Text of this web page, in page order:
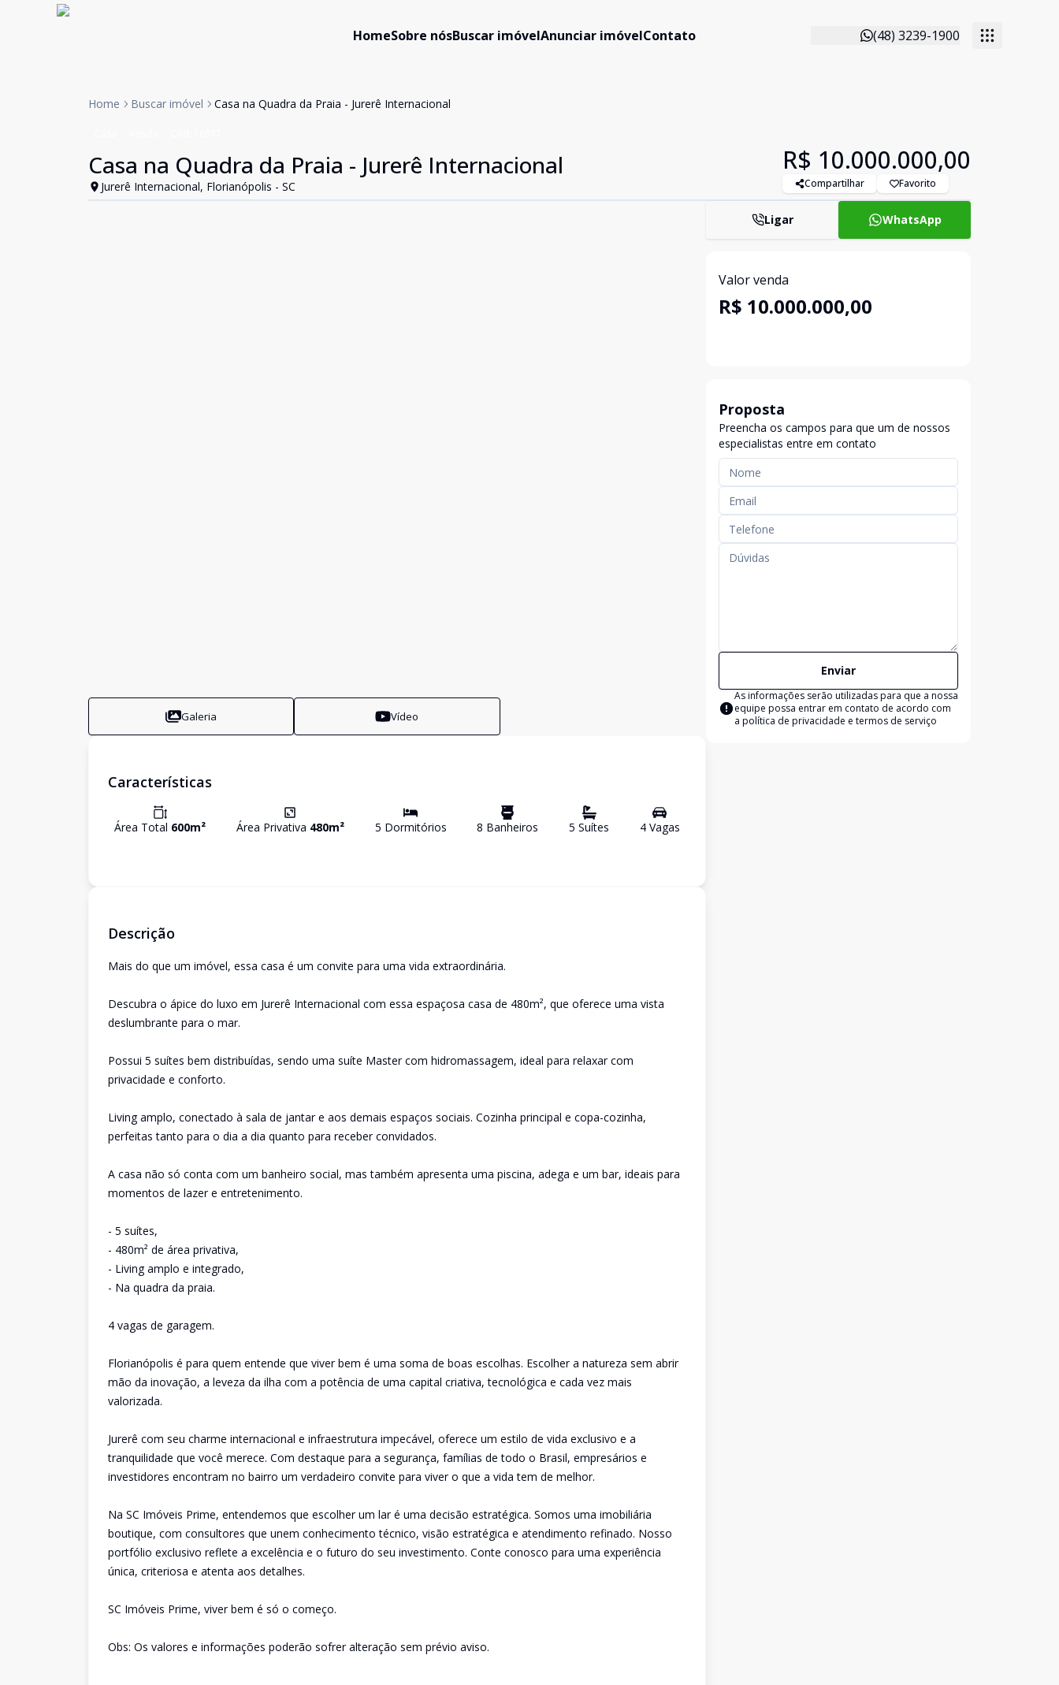
HomeSobre nósBuscar imóvelAnunciar imóvelContato (48) 3239-1900
Home Buscar imóvel Casa na Quadra da Praia - Jurerê Internacional
Casa na Quadra da Praia - Jurerê Internacional
Jurerê Internacional, Florianópolis - SC
R$ 10.000.000,00
Compartilhar Favorito
Galeria Vídeo
Características
Área Total 600m² Área Privativa 480m² 5 Dormitórios 8 Banheiros 5 Suítes 4Vagas
Descrição
Mais do que um imóvel, essa casa é um convite para uma vida extraordinária.
Descubra o ápice do luxo em Jurerê Internacional com essa espaçosa casa de 480m², que oferece uma vista
deslumbrante para o mar.
Possui 5 suítes bem distribuídas, sendo uma suíte Master com hidromassagem, ideal para relaxar com
privacidade e conforto.
Living amplo, conectado à sala de jantar e aos demais espaços sociais. Cozinha principal e copa-cozinha,
perfeitas tanto para o dia a dia quanto para receber convidados.
A casa não só conta com um banheiro social, mas também apresenta uma piscina, adega e um bar, ideais para
momentos de lazer e entretenimento.
- 5 suítes,
- 480m² de área privativa,
- Living amplo e integrado,
- Na quadra da praia.
4 vagas de garagem.
Florianópolis é para quem entende que viver bem é uma soma de boas escolhas. Escolher a natureza sem abrir
mão da inovação, a leveza da ilha com a potência de uma capital criativa, tecnológica e cada vez mais
valorizada.
Jurerê com seu charme internacional e infraestrutura impecável, oferece um estilo de vida exclusivo e a
tranquilidade que você merece. Com destaque para a segurança, famílias de todo o Brasil, empresários e
investidores encontram no bairro um verdadeiro convite para viver o que a vida tem de melhor.
Na SC Imóveis Prime, entendemos que escolher um lar é uma decisão estratégica. Somos uma imobiliária
boutique, com consultores que unem conhecimento técnico, visão estratégica e atendimento refinado. Nosso
portfólio exclusivo reflete a excelência e o futuro do seu investimento. Conte conosco para uma experiência
única, criteriosa e atenta aos detalhes.
SC Imóveis Prime, viver bem é só o começo.
Obs: Os valores e informações poderão sofrer alteração sem prévio aviso.
Ligar WhatsApp
Valor venda
R$ 10.000.000,00
Proposta
Preencha os campos para que um de nossos
especialistas entre em contato
Enviar
As informações serão utilizadas para que a nossa
equipe possa entrar em contato de acordo com
a política de privacidade e termos de serviço